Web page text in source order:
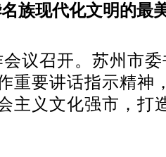
族现代化文明的最
议召开。苏州市
重要讲话指示精
主义文化强市，